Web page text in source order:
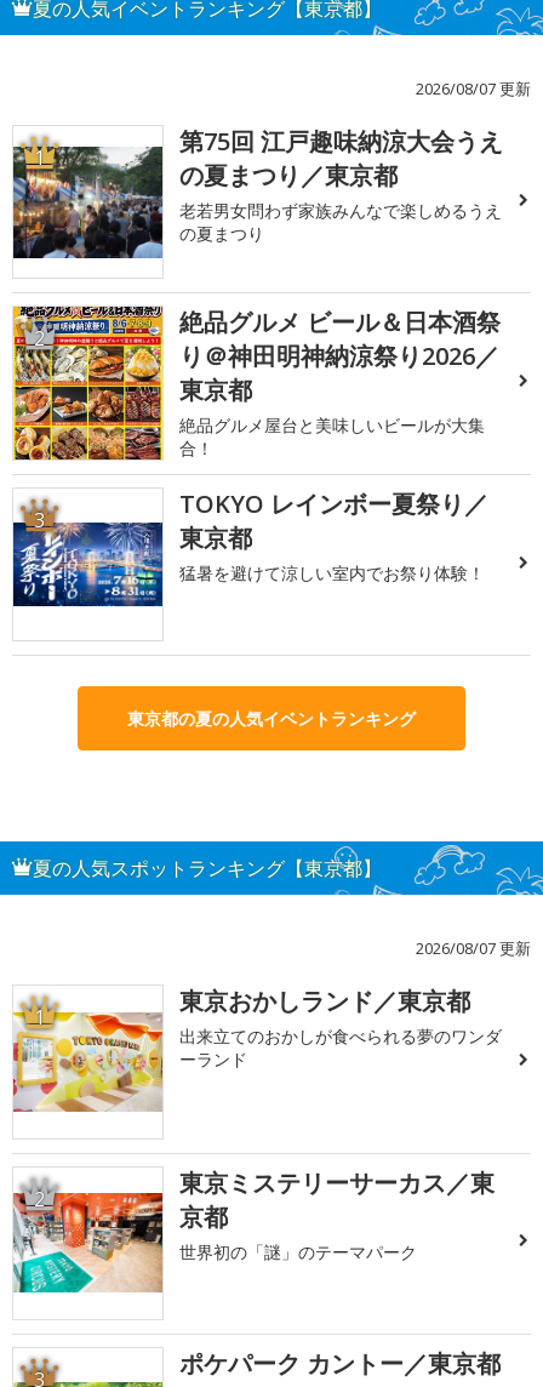
夏の人気イベントランキング【東京都】
2026/08/07 更新
1
第75回 江戸趣味納涼大会うえ
の夏まつり／東京都
老若男女問わず家族みんなで楽しめるうえ
の夏まつり
2
絶品グルメ ビール＆日本酒祭
り＠神田明神納涼祭り2026／
東京都
絶品グルメ屋台と美味しいビールが大集
合！
3
TOKYO レインボー夏祭り／
東京都
猛暑を避けて涼しい室内でお祭り体験！
東京都の夏の人気イベントランキング
夏の人気スポットランキング【東京都】
2026/08/07 更新
1 東京おかしランド／東京都
出来立てのおかしが食べられる夢のワンダ
ーランド
2
東京ミステリーサーカス／東
京都
世界初の「謎」のテーマパーク
3 ポケパーク カントー／東京都